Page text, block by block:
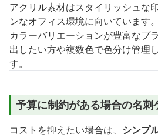
アクリル素材はスタイリッシュな
ンなオフィス環境に向いています。
カラーバリエーションが豊富なプ
出したい方や複数色で色分け管理
す。
予算に制約がある場合の名刺
コストを抑えたい場合は、 シンプ